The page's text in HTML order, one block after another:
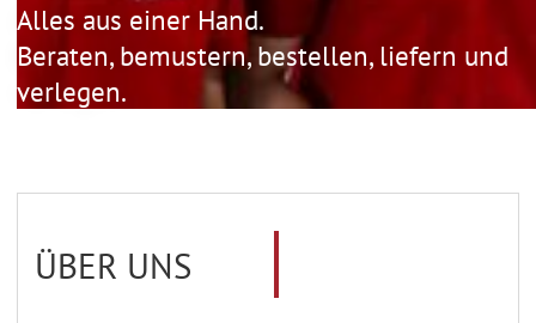
Alles aus einer Hand.
Beraten, bemustern, bestellen, liefern und
verlegen.
ÜBER UNS